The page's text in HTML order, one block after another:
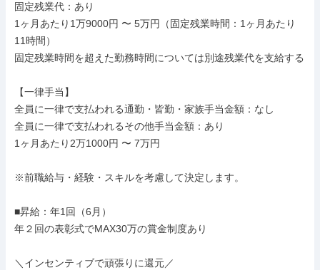
固定残業代：あり
1ヶ月あたり1万9000円 〜 5万円（固定残業時間：1ヶ月あたり
11時間）
固定残業時間を超えた勤務時間については別途残業代を支給する
【一律手当】
全員に一律で支払われる通勤・皆勤・家族手当金額：なし
全員に一律で支払われるその他手当金額：あり
1ヶ月あたり2万1000円 〜 7万円
※前職給与・経験・スキルを考慮して決定します。
■昇給：年1回（6月）
年２回の表彰式でMAX30万の賞金制度あり
＼インセンティブで頑張りに還元／